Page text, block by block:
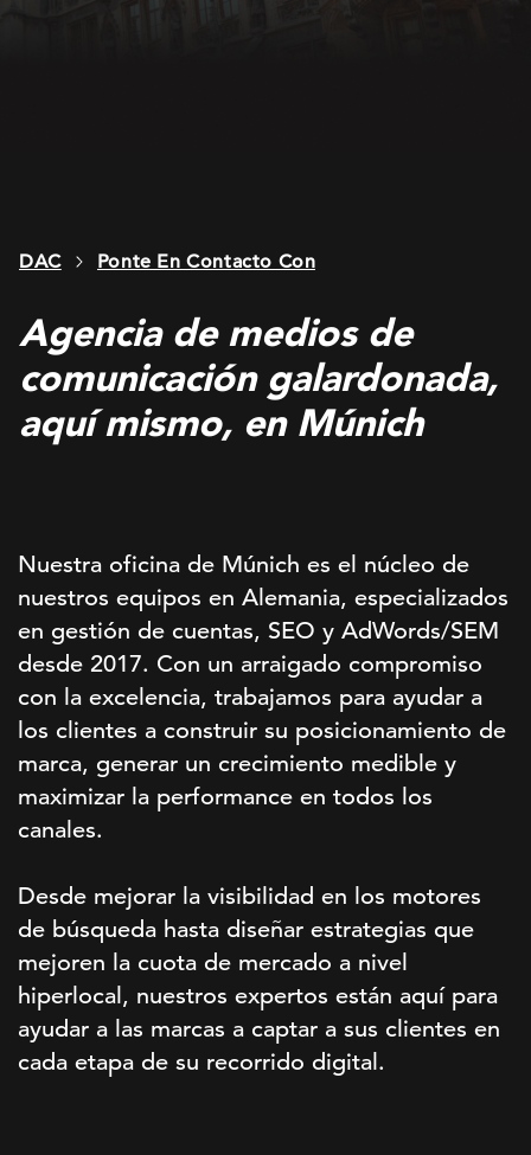
DAC Ponte En Contacto Con
Agencia de medios de
comunicación galardonada,
aquí mismo, en Múnich
Nuestra oficina de Múnich es el núcleo de
nuestros equipos en Alemania, especializados
en gestión de cuentas, SEO y AdWords/SEM
desde 2017. Con un arraigado compromiso
con la excelencia, trabajamos para ayudar a
los clientes a construir su posicionamiento de
marca, generar un crecimiento medible y
maximizar la performance en todos los
canales.
Desde mejorar la visibilidad en los motores
de búsqueda hasta diseñar estrategias que
mejoren la cuota de mercado a nivel
hiperlocal, nuestros expertos están aquí para
ayudar a las marcas a captar a sus clientes en
cada etapa de su recorrido digital.